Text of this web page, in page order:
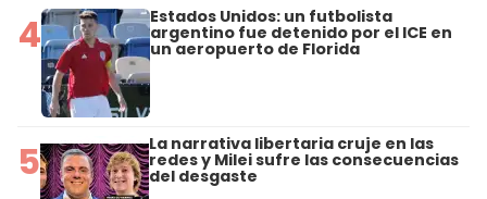
4 Estados Unidos: un futbolista
argentino fue detenido por el ICE en
un aeropuerto de Florida
5 La narrativa libertaria cruje en las
redes y Milei sufre las consecuencias
del desgaste